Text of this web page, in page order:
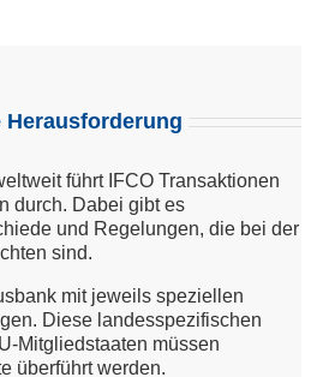
Herausforderung
führt IFCO Transaktionen
durch. Dabei gibt es
und Regelungen, die bei der
sind.
mit jeweils speziellen
Diese landesspezifischen
Mitgliedstaaten müssen
überführt werden.